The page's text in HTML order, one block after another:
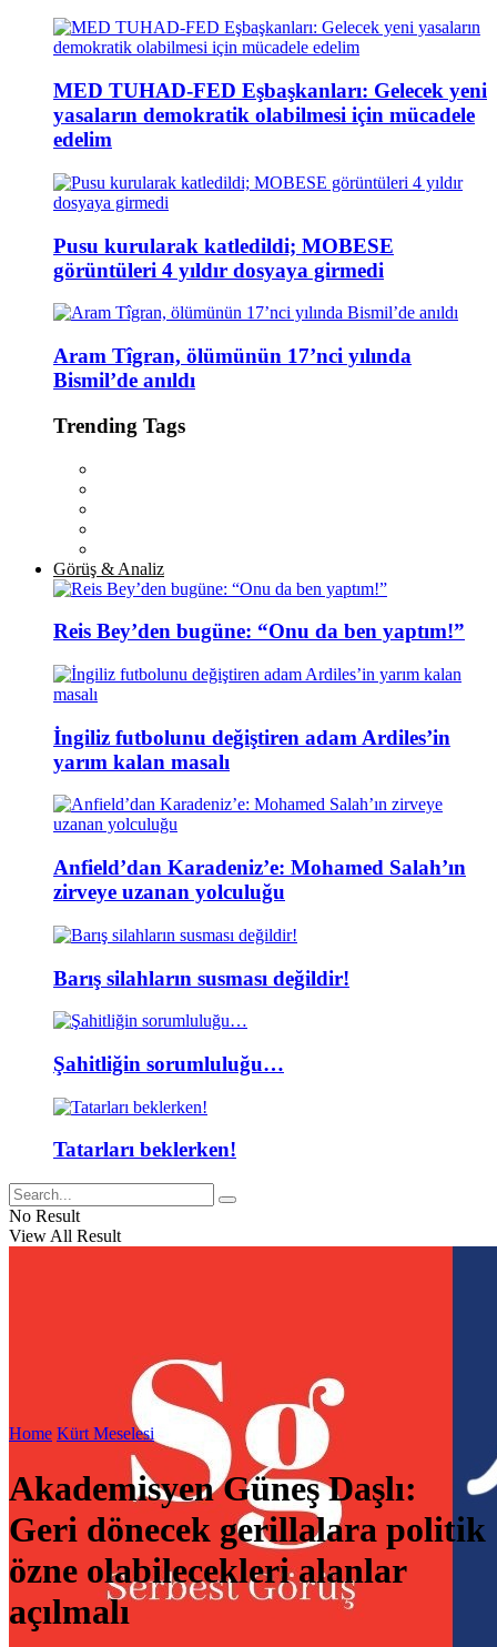
MED TUHAD-FED Eşbaşkanları: Gelecek yeni
yasaların demokratik olabilmesi için mücadele
edelim
Pusu kurularak katledildi; MOBESE
görüntüleri 4 yıldır dosyaya girmedi
Aram Tîgran, ölümünün 17’nci yılında
Bismil’de anıldı
Trending Tags
Görüş & Analiz
Reis Bey’den bugüne: “Onu da ben yaptım!”
İngiliz futbolunu değiştiren adam Ardiles’in
yarım kalan masalı
Anfield’dan Karadeniz’e: Mohamed Salah’ın
zirveye uzanan yolculuğu
Barış silahların susması değildir!
Şahitliğin sorumluluğu…
Tatarları beklerken!
No Result
View All Result
Home Kürt Meselesi
Akademisyen Güneş Daşlı:
Geri dönecek gerillalara politik
özne olabilecekleri alanlar
açılmalı